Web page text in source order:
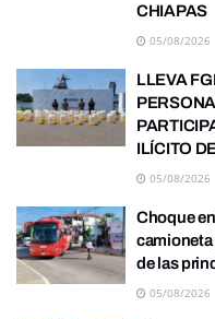
CHIAPAS
05/08/2026
LLEVA
ILÍCITO
05/08/2026
Choque
de las
05/08/2026